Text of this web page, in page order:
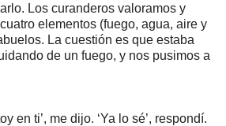
Los curanderos valoramos y
elementos (fuego, agua, aire y
La cuestión es que estaba
de un fuego, y nos pusimos a
en ti’, me dijo. ‘Ya lo sé’, respondí.